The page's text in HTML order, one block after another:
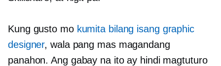
Kung gusto mo kumita bilang isang graphic
designer, wala pang mas magandang
panahon. Ang gabay na ito ay hindi magtuturo